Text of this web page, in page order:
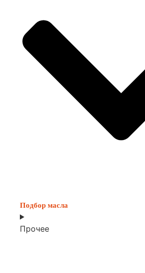
Подбор масла
Прочее